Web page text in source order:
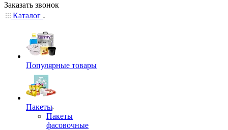
Заказать звонок
Каталог
Популярные товары
Пакеты
Пакеты
фасовочные